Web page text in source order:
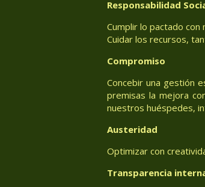
Responsabilidad
Cumplir lo pactado
Cuidar los recursos,
Compromiso
Concebir una gestión
premisas la mejora
nuestros huéspedes,
Austeridad
Optimizar con
Transparencia